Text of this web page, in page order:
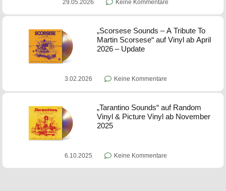
29.05.2026 Keine Kommentare
„Scorsese Sounds – A Tribute To
Martin Scorsese“ auf Vinyl ab April
2026 – Update
3.02.2026 Keine Kommentare
„Tarantino Sounds“ auf Random
Vinyl & Picture Vinyl ab November
2025
6.10.2025 Keine Kommentare